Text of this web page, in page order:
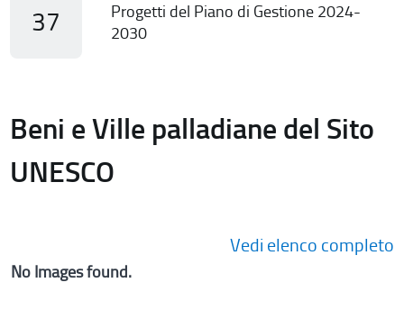
37
Progetti del Piano di Gestione 2024-
2030
Beni e Ville palladiane del Sito
UNESCO
Vedi elenco completo
No Images found.